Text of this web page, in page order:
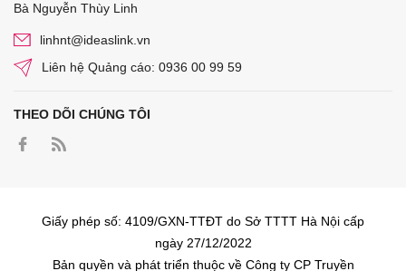
Bà Nguyễn Thùy Linh
linhnt@ideaslink.vn
Liên hệ Quảng cáo: 0936 00 99 59
THEO DÕI CHÚNG TÔI
Giấy phép số: 4109/GXN-TTĐT do Sở TTTT Hà Nội cấp
ngày 27/12/2022
Bản quyền và phát triển thuộc về Công ty CP Truyền